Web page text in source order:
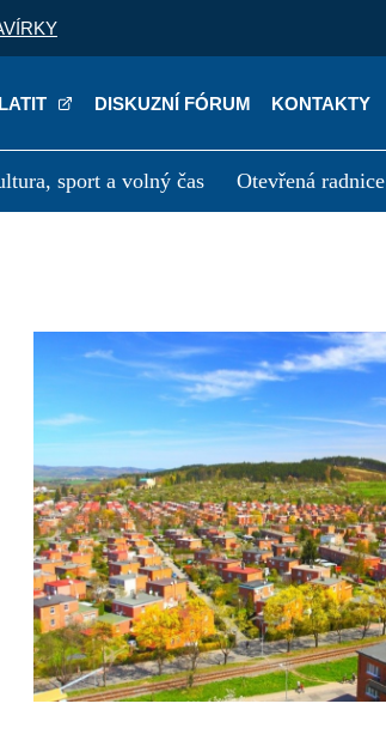
DISKUZNÍ FÓRUM KONTAKTY
sport a volný čas Otevřená radnice